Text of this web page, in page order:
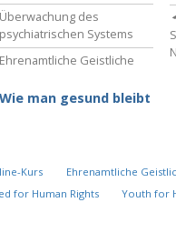
Überwachung des
psychiatrischen Systems
Ehrenamtliche Geistliche
Wie man gesund bleibt
Kurs
Ehrenamtliche
for Human Rights
Youth for